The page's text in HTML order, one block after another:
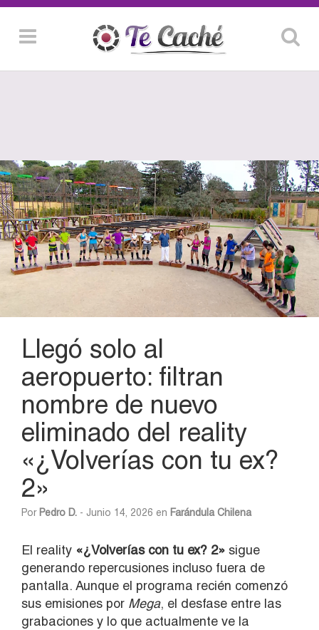
Llegó solo al
aeropuerto: filtran
nombre de nuevo
eliminado del reality
«¿Volverías con tu ex?
2»
Por Pedro D. - Junio 14, 2026 en Farándula Chilena
El reality «¿Volverías con tu ex? 2» sigue
generando repercusiones incluso fuera de
pantalla. Aunque el programa recién comenzó
sus emisiones por Mega, el desfase entre las
grabaciones y lo que actualmente ve la